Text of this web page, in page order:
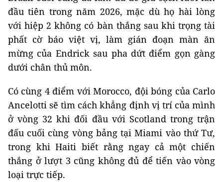
đầu tiên trong năm 2026, mặc dù họ hài lòng
với hiệp 2 không có bàn thắng sau khi trọng tài
phất cờ báo việt vị, làm gián đoạn màn ăn
mừng của Endrick sau pha dứt điểm gọn gàng
dưới chân thủ môn.
Có cùng 4 điểm với Morocco, đội bóng của Carlo
Ancelotti sẽ tìm cách khẳng định vị trí của mình
ở vòng 32 khi đối đầu với Scotland trong trận
đấu cuối cùng vòng bảng tại Miami vào thứ Tư,
trong khi Haiti biết rằng ngay cả một chiến
thắng ở lượt 3 cũng không đủ để tiến vào vòng
loại trực tiếp.